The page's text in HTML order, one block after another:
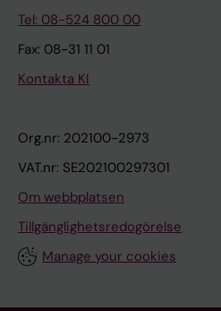
Tel: 08-524 800 00
Fax: 08-31 11 01
Kontakta KI
Org.nr: 202100-2973
VAT.nr: SE202100297301
Om webbplatsen
Tillgänglighetsredogörelse
Manage your cookies